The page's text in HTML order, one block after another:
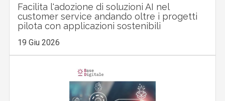
Facilita l'adozione di soluzioni AI nel
customer service andando oltre i progetti
pilota con applicazioni sostenibili
19 Giu 2026